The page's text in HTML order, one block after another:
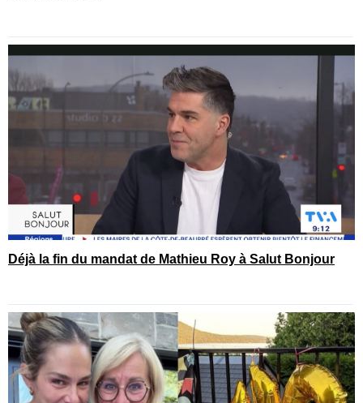
Déjà la fin du mandat de Mathieu Roy à Salut Bonjour